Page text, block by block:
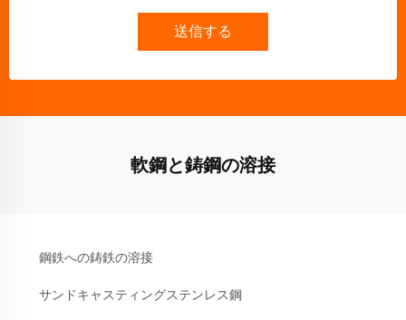
送信する
軟鋼と鋳鋼の溶接
鋼鉄への鋳鉄の溶接
サンドキャスティングステンレス鋼